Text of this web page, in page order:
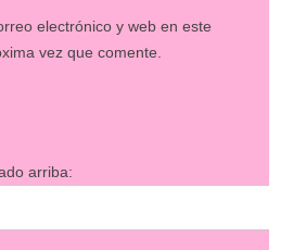
electrónico y web en este
vez que comente.
arriba: